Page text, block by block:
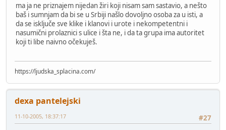
ma ja ne priznajem nijedan žiri koji nisam sam sastavio, a nešto
baš i sumnjam da bi se u Srbiji našlo dovoljno osoba za u isti, a
da se isključe sve klike i klanovi i urote i nekompetentni i
nasumični prolaznici s ulice i šta ne, i da ta grupa ima autoritet
koji ti libe naivno očekuješ.
https://ljudska_splacina.com/
dexa pantelejski
#27
11-10-2005, 18:37:17